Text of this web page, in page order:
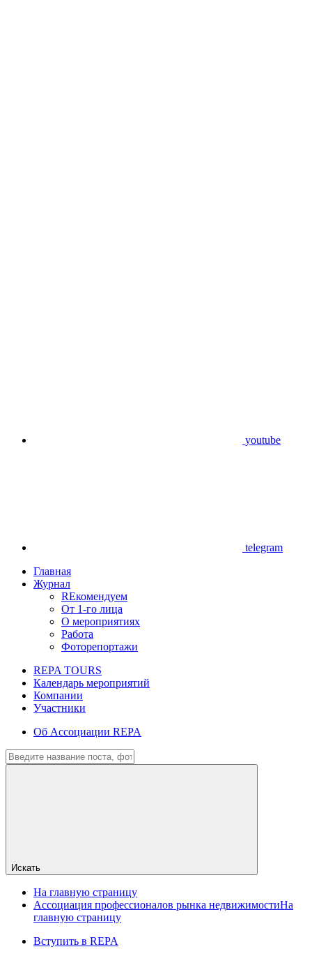
youtube
telegram
Главная
Журнал
REкомендуем
От 1-го лица
О мероприятиях
Работа
Фоторепортажи
REPA TOURS
Календарь мероприятий
Компании
Участники
Об Ассоциации REPA
Искать
На главную страницу
Ассоциация профессионалов рынка недвижимостиНа
главную страницу
Вступить в REPA